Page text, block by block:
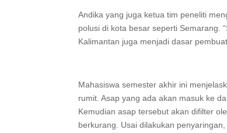
Andika yang juga ketua tim peneliti
polusi di kota besar seperti Semarang.
Kalimantan juga menjadi dasar
Mahasiswa semester akhir ini
rumit. Asap yang ada akan masuk ke
Kemudian asap tersebut akan difilter
berkurang. Usai dilakukan